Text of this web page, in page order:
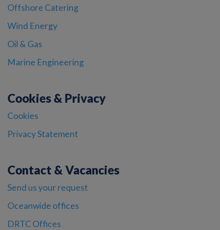
Offshore Catering
Wind Energy
Oil & Gas
Marine Engineering
Cookies & Privacy
Cookies
Privacy Statement
Contact & Vacancies
Send us your request
Oceanwide offices
DRTC Offices